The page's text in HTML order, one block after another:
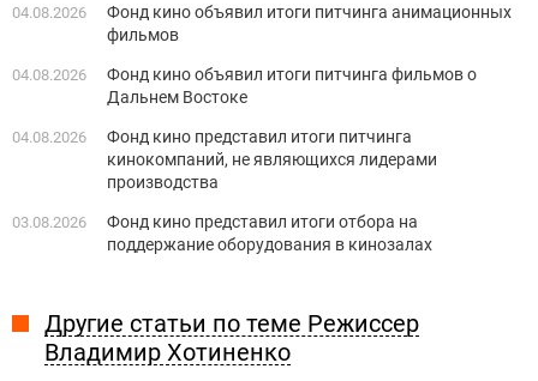
04.08.2026
Фонд кино объявил итоги питчинга анимационных
фильмов
04.08.2026
Фонд кино объявил итоги питчинга фильмов о
Дальнем Востоке
04.08.2026
Фонд кино представил итоги питчинга
кинокомпаний, не являющихся лидерами
производства
03.08.2026
Фонд кино представил итоги отбора на
поддержание оборудования в кинозалах
Другие статьи по теме Режиссер
Владимир Хотиненко